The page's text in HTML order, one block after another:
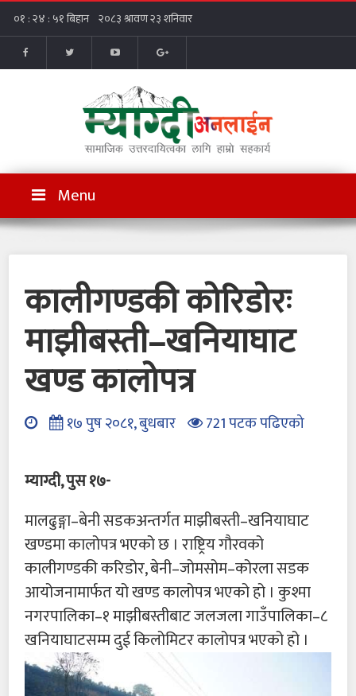
Menu
कालीगण्डकी कोरिडोरः
माझीबस्ती–खनियाघाट
खण्ड कालोपत्र
१७ पुष २०८१, बुधबार 721 पटक पढिएको
म्याग्दी, पुस १७-
मालढुङ्गा–बेनी सडकअन्तर्गत माझीबस्ती–खनियाघाट
खण्डमा कालोपत्र भएको छ । राष्ट्रिय गौरवको
कालीगण्डकी करिडोर, बेनी–जोमसोम–कोरला सडक
आयोजनामार्फत यो खण्ड कालोपत्र भएको हो । कुश्मा
नगरपालिका–१ माझीबस्तीबाट जलजला गाउँपालिका–८
खनियाघाटसम्म दुई किलोमिटर कालोपत्र भएको हो ।